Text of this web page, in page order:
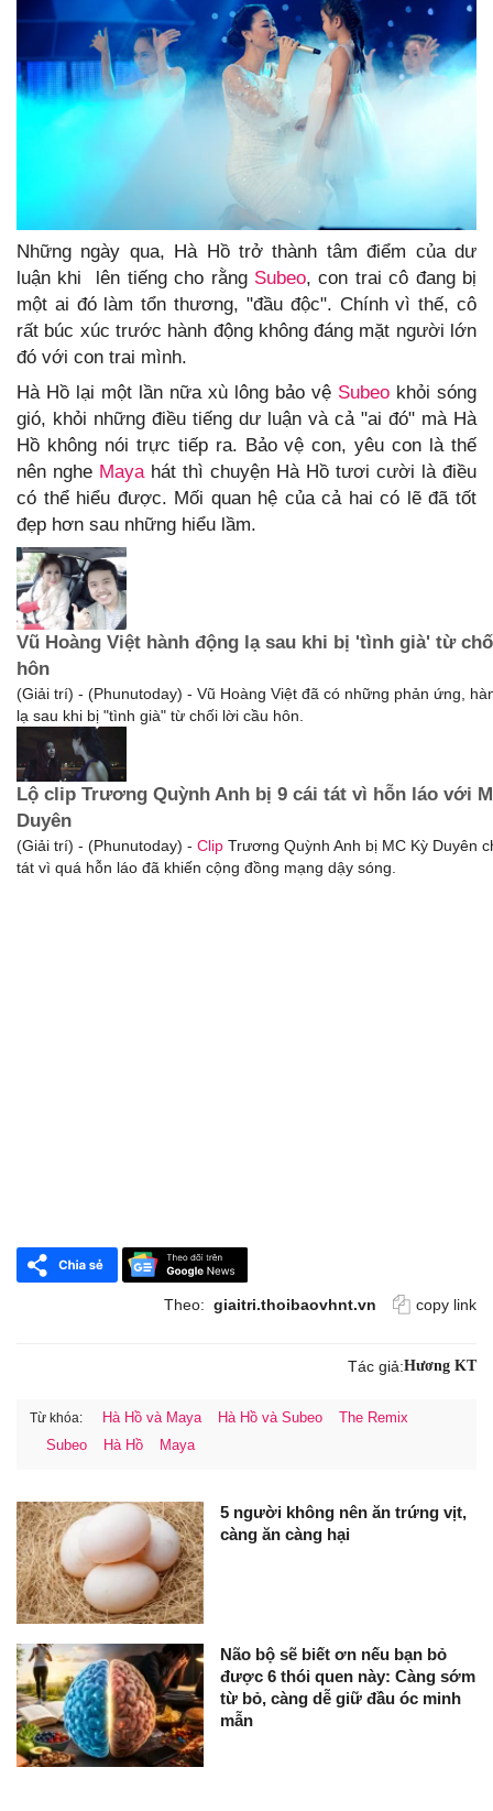
Những ngày qua, Hà Hồ trở thành tâm điểm của dư
luận khi lên tiếng cho rằng Subeo, con trai cô đang bị
một ai đó làm tổn thương, "đầu độc". Chính vì thế, cô
rất búc xúc trước hành động không đáng mặt người lớn
đó với con trai mình.
Hà Hồ lại một lần nữa xù lông bảo vệ Subeo khỏi sóng
gió, khỏi những điều tiếng dư luận và cả "ai đó" mà Hà
Hồ không nói trực tiếp ra. Bảo vệ con, yêu con là thế
nên nghe Maya hát thì chuyện Hà Hồ tươi cười là điều
có thể hiểu được. Mối quan hệ của cả hai có lẽ đã tốt
đẹp hơn sau những hiểu lầm.
Vũ Hoàng Việt hành động lạ sau khi bị 'tình già' từ
hôn
(Giải trí) - (Phunutoday) - Vũ Hoàng Việt đã có những phản ứng,
lạ sau khi bị "tình già" từ chối lời cầu hôn.
Lộ clip Trương Quỳnh Anh bị 9 cái tát vì hỗn láo với
Duyên
(Giải trí) - (Phunutoday) - Clip Trương Quỳnh Anh bị MC Kỳ Duyên
tát vì quá hỗn láo đã khiến cộng đồng mạng dậy sóng.
Theo: giaitri.thoibaovhnt.vn copy link
Tác giả:Hương KT
Từ khóa: Hà Hồ và Maya Hà Hồ và Subeo
The Remix
Subeo
Hà Hồ Maya
5 người không nên ăn trứng vịt,
càng ăn càng hại
Não bộ sẽ biết ơn nếu bạn bỏ
được 6 thói quen này: Càng sớm
từ bỏ, càng dễ giữ đầu óc minh
mẫn